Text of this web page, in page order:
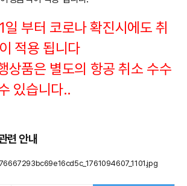
부터 코로나 확진시에도 취
적용 됩니다
상품은 별도의 항공 취소 수수
있습니다..
련 안내